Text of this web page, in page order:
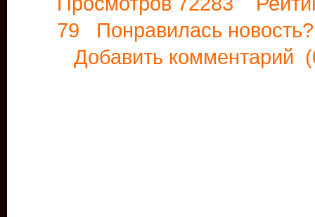
79 Понравилась
Добавить комментарий